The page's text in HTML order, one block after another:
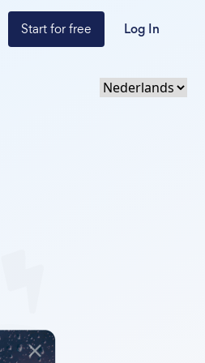
Start for free Log In